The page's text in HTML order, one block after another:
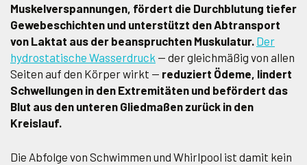
Muskelverspannungen, fördert die Durchblutung tiefer
Gewebeschichten und unterstützt den Abtransport
von Laktat aus der beanspruchten Muskulatur. Der
hydrostatische Wasserdruck — der gleichmäßig von allen
Seiten auf den Körper wirkt — reduziert Ödeme, lindert
Schwellungen in den Extremitäten und befördert das
Blut aus den unteren Gliedmaßen zurück in den
Kreislauf.
Die Abfolge von Schwimmen und Whirlpool ist damit kein